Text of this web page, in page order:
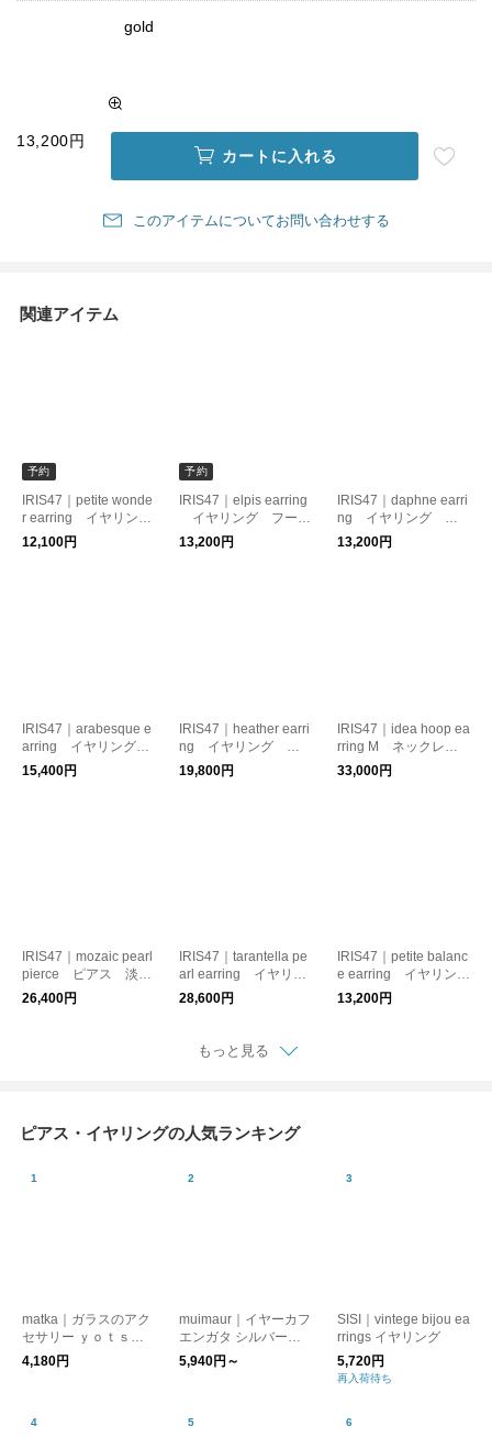
gold
13,200円
カートに入れる
このアイテムについてお問い合わせする
関連アイテム
予約
IRIS47｜petite wonde
r earring イヤリン
グ 星モチーフ 痛く
なりにくい
12,100円
予約
IRIS47｜elpis earring
イヤリング フー
プ 痛くなりにくい
13,200円
IRIS47｜daphne earri
ng イヤリング フ
ープ 痛くなりにくい
13,200円
IRIS47｜arabesque e
arring イヤリング
痛くなりにくい
15,400円
IRIS47｜heather earri
ng イヤリング パ
ール 痛くなりにくい
19,800円
IRIS47｜idea hoop ea
rring M ネックレ
ス シルバー925 フ
ープモチーフ
33,000円
IRIS47｜mozaic pearl
pierce ピアス 淡水
パール
26,400円
IRIS47｜tarantella pe
arl earring イヤリン
グ パール 天然石
28,600円
IRIS47｜petite balanc
e earring イヤリン
グ 日本製 痛くなり
にくい
13,200円
もっと見る
ピアス・イヤリングの人気ランキング
matka｜ガラスのアク
セサリー ｙｏｔｓｕ
（ヨツ）【ピアス・イ
ヤリング】【プレゼン
4,180円
muimaur｜イヤーカフ
エンガタ シルバー
［ギフト/贈り物］
5,940円～
SISI｜vintege bijou ea
rrings イヤリング
5,720円
再入荷待ち